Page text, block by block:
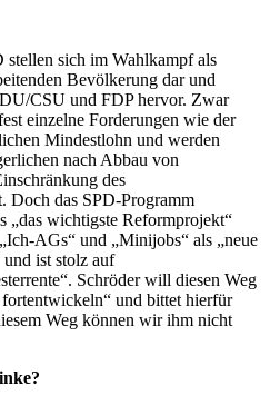
stellen sich im Wahlkampf als
Bevölkerung dar und
CSU und FDP hervor. Zwar
einzelne Forderungen wie der
Mindestlohn und werden
nach Abbau von
des
Doch das SPD-Programm
„das wichtigste Reformprojekt“
AGs“ und „Minijobs“ als „neue
ist stolz auf
Schröder will diesen Weg
und bittet hierfür
Weg können wir ihm nicht